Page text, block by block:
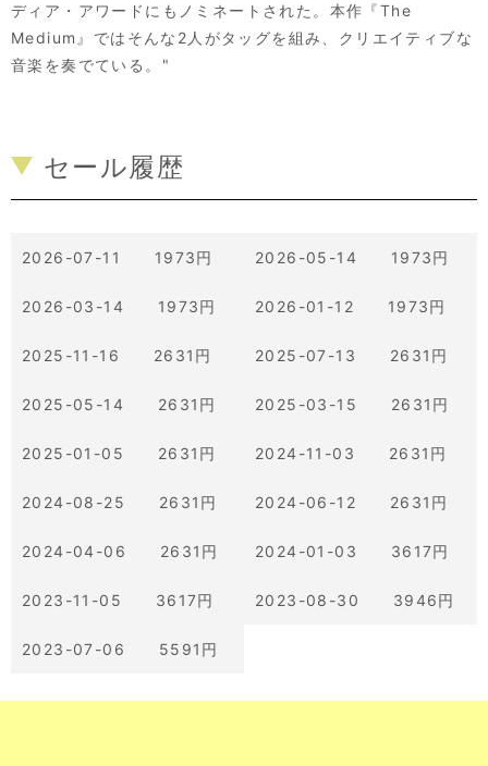
ディア・アワードにもノミネートされた。本作『The
Medium』ではそんな2人がタッグを組み、クリエイティブな
音楽を奏でている。"
セール履歴
2026-07-11 1973円 2026-05-14 1973円
2026-03-14 1973円 2026-01-12 1973円
2025-11-16 2631円 2025-07-13 2631円
2025-05-14 2631円 2025-03-15 2631円
2025-01-05 2631円 2024-11-03 2631円
2024-08-25 2631円 2024-06-12 2631円
2024-04-06 2631円 2024-01-03 3617円
2023-11-05 3617円 2023-08-30 3946円
2023-07-06 5591円